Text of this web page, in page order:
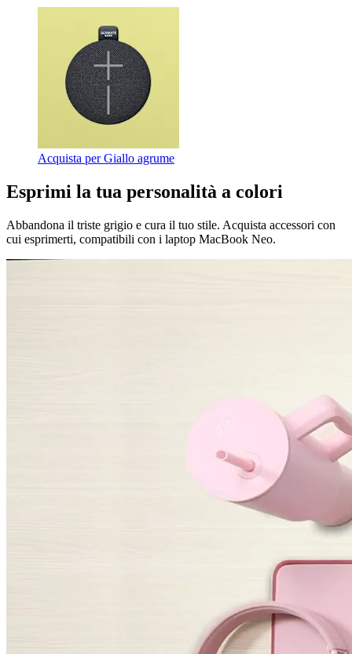
Acquista per Giallo agrume
Esprimi la tua personalità a colori
Abbandona il triste grigio e cura il tuo stile. Acquista accessori con
cui esprimerti, compatibili con i laptop MacBook Neo.